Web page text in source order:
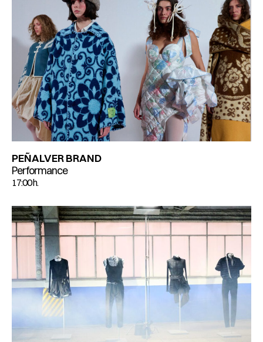
PEÑALVER BRAND
Performance
17:00 h.